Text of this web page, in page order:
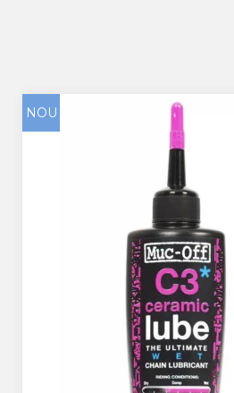
NOU